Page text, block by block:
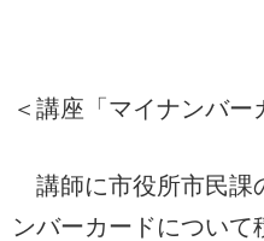
＜講座「マイナンバー
講師に市役所市民課
ンバーカードについて